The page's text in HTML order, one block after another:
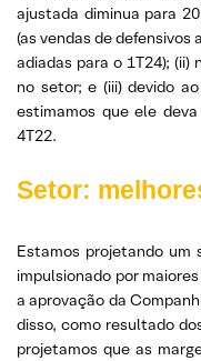
ajustada diminua para
(as vendas de
adiadas para o 1T24); (ii)
no setor; e (iii) devido
estimamos que ele
4T22.
Setor:
Estamos projetando um
impulsionado por
a aprovação da
disso, como resultado
projetamos que as